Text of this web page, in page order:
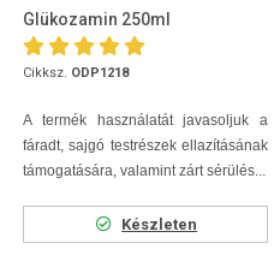
Glükozamin 250ml
Cikksz. ODP1218
A termék használatát javasoljuk a
fáradt, sajgó testrészek ellazításának
támogatására, valamint zárt sérülés...
Készleten